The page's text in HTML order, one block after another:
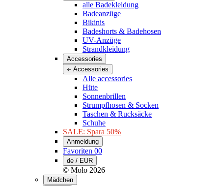
alle Badekleidung
Badeanzüge
Bikinis
Badeshorts & Badehosen
UV-Anzüge
Strandkleidung
Accessories
Accessories
Alle accessories
Hüte
Sonnenbrillen
Strumpfhosen & Socken
Taschen & Rucksäcke
Schuhe
SALE: Spara 50%
Anmeldung
Favoriten 00
de / EUR
© Molo 2026
Mädchen